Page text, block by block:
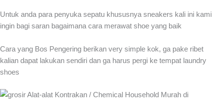
Untuk anda para penyuka sepatu khususnya sneakers kali ini kami
ingin bagi saran bagaimana cara merawat shoe yang baik
Cara yang Bos Pengering berikan very simple kok, ga pake ribet
kalian dapat lakukan sendiri dan ga harus pergi ke tempat laundry
shoes